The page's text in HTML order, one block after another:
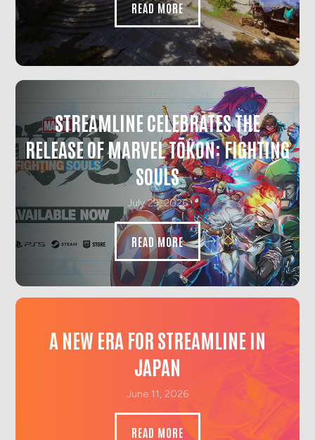
READ MORE
STREAMLINE CELEBRATES THE
RELEASE OF MARVEL TŌKON: FIGHTING
SOULS
July 29, 2026
READ MORE
A NEW ERA FOR STREAMLINE IN
JAPAN
June 11, 2026
READ MORE